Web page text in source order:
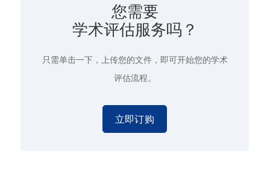
您需要
学术评估服务吗？
只需单击一下，上传您的文件，即可开始您的学术
评估流程。
立即订购